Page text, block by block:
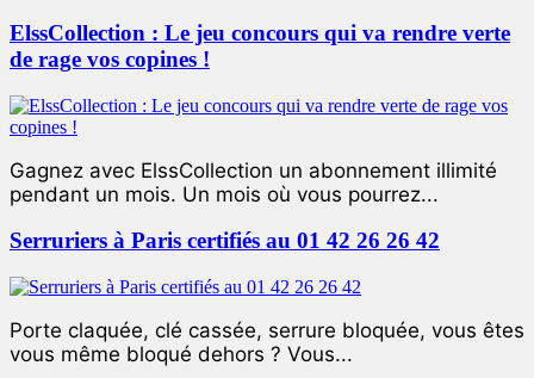
ElssCollection : Le jeu concours qui va rendre verte
de rage vos copines !
Gagnez avec ElssCollection un abonnement illimité
pendant un mois. Un mois où vous pourrez...
Serruriers à Paris certifiés au 01 42 26 26 42
Porte claquée, clé cassée, serrure bloquée, vous êtes
vous même bloqué dehors ? Vous...